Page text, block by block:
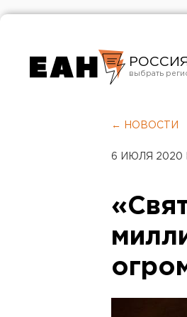
РОССИЯ
← НОВОСТИ
6 ИЮЛЯ 2020 В